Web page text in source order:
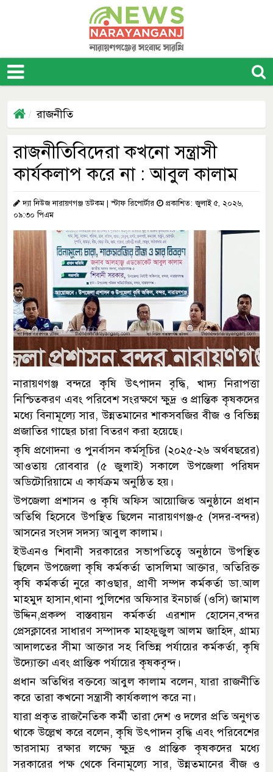
রাজনীতি
রাজনীতিবিদেরা কখনো সন্ত্রাসী
কার্যকলাপ করে না : আবুল কালাম
দ্যা নিউজ নারায়ণগঞ্জ ডটকম | স্টাফ রিপোর্টার
প্রকাশিত: জুলাই ৫, ২০২৬,
০৯:৩০ পিএম
নারায়ণগঞ্জ বন্দরে কৃষি উৎপাদন বৃদ্ধি, খাদ্য নিরাপত্তা
নিশ্চিতকরণ এবং পরিবেশ সংরক্ষণে ক্ষুদ্র ও প্রান্তিক কৃষকদের
মধ্যে বিনামূল্যে সার, উন্নতমানের শাকসবজির বীজ ও বিভিন্ন
প্রজাতির গাছের চারা বিতরণ করা হয়েছে।
কৃষি প্রণোদনা ও পুনর্বাসন কর্মসূচির (২০২৫-২৬ অর্থবছরের)
আওতায় রোববার (৫ জুলাই) সকালে উপজেলা পরিষদ
অডিটোরিয়ামে এ কার্যক্রম অনুষ্ঠিত হয়।
উপজেলা প্রশাসন ও কৃষি অফিস আয়োজিত অনুষ্ঠানে প্রধান
অতিথি হিসেবে উপস্থিত ছিলেন নারায়ণগঞ্জ-৫ (সদর-বন্দর)
আসনের সংসদ সদস্য আবুল কালাম।
ইউএনও শিবানী সরকারের সভাপতিত্বে অনুষ্ঠানে উপস্থিত
ছিলেন উপজেলা কৃষি কর্মকর্তা তাসলিমা আক্তার, অতিরিক্ত
কৃষি কর্মকর্তা নুরে কাওছার, প্রাণী সম্পদ কর্মকর্তা ডা.আল
মাহমুদ হাসান,থানা পুলিশের অফিসার ইনচার্জ (ওসি) জামাল
উদ্দিন,প্রকল্প বাস্তবায়ন কর্মকর্তা এরশাদ হোসেন,বন্দর
প্রেসক্লাবের সাধারণ সম্পাদক মাহফুজুল আলম জাহিদ, গ্রাম্য
আদালতের সীমা আক্তার সহ বিভিন্ন পর্যায়ের কর্মকর্তা, কৃষি
উদ্যোক্তা এবং প্রান্তিক পর্যায়ের কৃষকবৃন্দ।
প্রধান অতিথির বক্তব্যে আবুল কালাম বলেন, যারা রাজনীতি
করে তারা কখনো সন্ত্রাসী কার্যকলাপ করে না।
যারা প্রকৃত রাজনৈতিক কর্মী তারা দেশ ও দলের প্রতি অনুগত
থাকে উল্লেখ করে বলেন, কৃষি উৎপাদন বৃদ্ধি এবং পরিবেশের
ভারসাম্য রক্ষার লক্ষ্যে ক্ষুদ্র ও প্রান্তিক কৃষকদের মধ্যে
সরকারের পক্ষ থেকে বিনামূল্যে সার, উন্নতমানের বীজ ও